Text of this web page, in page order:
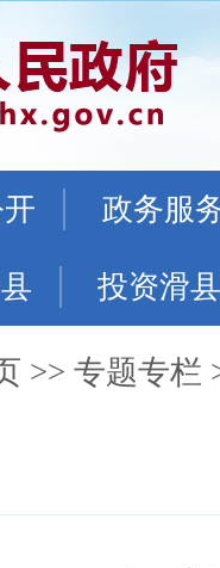
政务服
投资滑县
>> 专题专栏